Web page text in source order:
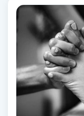
Fillers
Fotmassage
Fotsvamp
Fotvård